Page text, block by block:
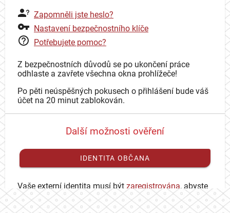
Zapomněli jste heslo?
Nastavení bezpečnostního klíče
Potřebujete pomoc?
Z bezpečnostních důvodů se po ukončení práce
odhlaste a zavřete všechna okna prohlížeče!
Po pěti neúspěšných pokusech o přihlášení bude váš
účet na 20 minut zablokován.
Další možnosti ověření
IDENTITA OBČANA
Vaše externí identita musí být zaregistrována, abyste
se mohli přihlásit ke svému CAS účtu.